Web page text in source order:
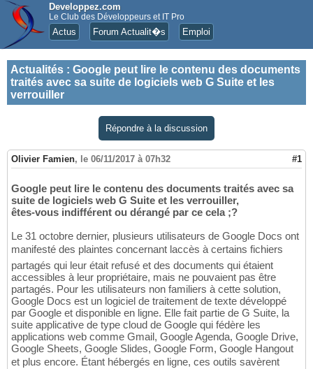
Developpez.com
Le Club des Développeurs et IT Pro
Actus Forum Actualit�s Emploi
Actualités : Google peut lire le contenu des documents
traités avec sa suite de logiciels web G Suite et les
verrouiller
Répondre à la discussion
Olivier Famien, le 06/11/2017 à 07h32 #1
Google peut lire le contenu des documents traités avec sa
suite de logiciels web G Suite et les verrouiller,
êtes-vous indifférent ou dérangé par ce cela ;?
Le 31 octobre dernier, plusieurs utilisateurs de Google Docs ont
manifesté des plaintes concernant laccès à certains fichiers
partagés qui leur était refusé et des documents qui étaient
accessibles à leur propriétaire, mais ne pouvaient pas être
partagés. Pour les utilisateurs non familiers à cette solution,
Google Docs est un logiciel de traitement de texte développé
par Google et disponible en ligne. Elle fait partie de G Suite, la
suite applicative de type cloud de Google qui fédère les
applications web comme Gmail, Google Agenda, Google Drive,
Google Sheets, Google Slides, Google Form, Google Hangout
et plus encore. Étant hébergés en ligne, ces outils savèrent